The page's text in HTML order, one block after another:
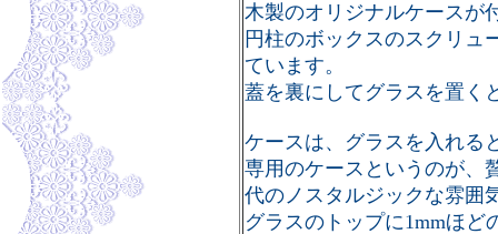
木製のオリジナルケースが
円柱のボックスのスクリュ
ています。
蓋を裏にしてグラスを置く
ケースは、グラスを入れる
専用のケースというのが、
代のノスタルジックな雰囲
グラスのトップに1mmほ